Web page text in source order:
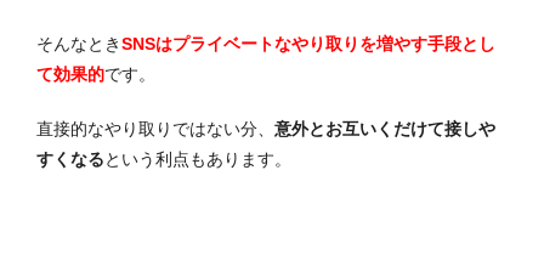
そんなときSNSはプライベートなやり取りを増やす手段とし
て効果的です。
直接的なやり取りではない分、 意外とお互いくだけて接しや
すくなるという利点もあります。